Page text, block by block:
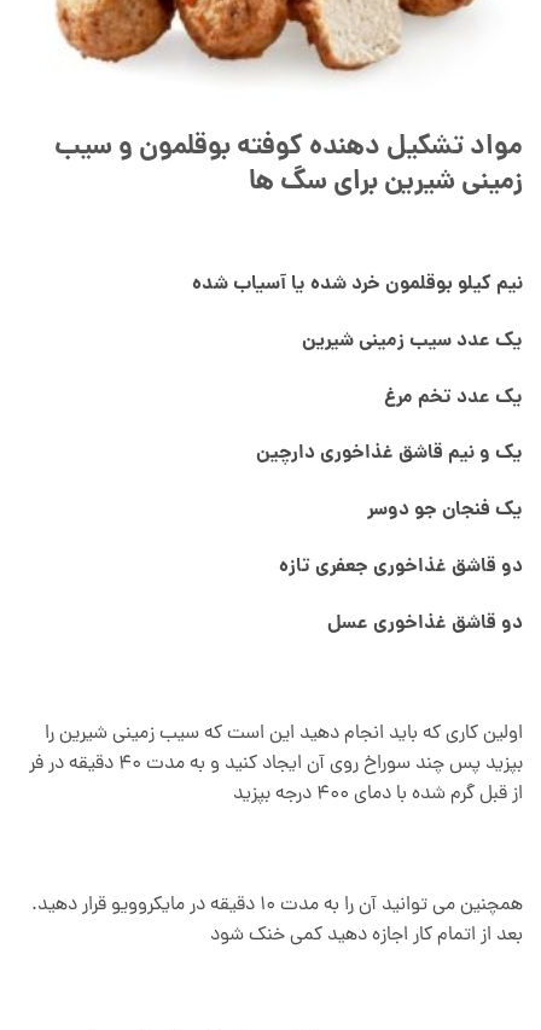
مواد تشکیل دهنده کوفته بوقلمون و سیب
زمینی شیرین برای سگ ها
نیم کیلو بوقلمون خرد شده یا آسیاب شده
یک عدد سیب زمینی شیرین
یک عدد تخم مرغ
یک و نیم قاشق غذاخوری دارچین
یک فنجان جو دوسر
دو قاشق غذاخوری جعفری تازه
دو قاشق غذاخوری عسل
اولین کاری که باید انجام دهید این است که سیب زمینی شیرین را
بپزید پس چند سوراخ روی آن ایجاد کنید و به مدت 40 دقیقه در فر
از قبل گرم شده با دمای 400 درجه بپزید
همچنین می توانید آن را به مدت 10 دقیقه در مایکروویو قرار دهید.
بعد از اتمام کار اجازه دهید کمی خنک شود